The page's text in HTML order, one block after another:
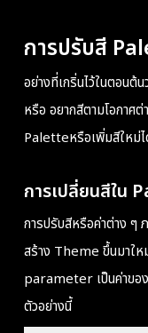
การปรับสี
อย่างที่เกริ่นไว้ในตอนต้
หรือ อยากสีตามโอกาศ
Paletteหรือเพิ่มสีใหม่
การเปลี่ยนสีใน
การปรับสีหรือค่าต่าง ๆ
สร้าง Theme ขึ้นมาใ
parameter เป็นค่าขอ
ตัวอย่างนี้